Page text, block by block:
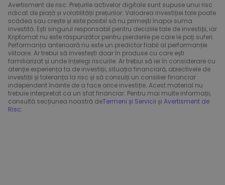
Avertisment de risc: Prețurile activelor digitale sunt supuse unui risc
ridicat de piață și volatilității prețurilor. Valoarea investiției tale poate
scădea sau crește și este posibil să nu primești înapoi suma
investită. Ești singurul responsabil pentru deciziile tale de investiții, iar
Kriptomat nu este răspunzător pentru pierderile pe care le poți suferi.
Performanța anterioară nu este un predictor fiabil al performanței
viitoare. Ar trebui să investești doar în produse cu care ești
familiarizat și unde înțelegi riscurile. Ar trebui să iei în considerare cu
atenție experiența ta de investiții, situația financiară, obiectivele de
investiții și toleranța la risc și să consulți un consilier financiar
independent înainte de a face orice investiție. Acest material nu
trebuie interpretat ca un sfat financiar. Pentru mai multe informații,
consultă secțiunea noastră deTermeni și Servicii și Avertisment de
Risc.